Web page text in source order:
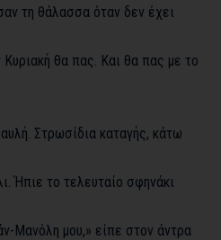
τη θάλασσα όταν δεν έχει
θα πας. Και θα πας με το
Στρωσίδια καταγής, κάτω
Ήπιε το τελευταίο σφηνάκι
Μανόλη μου,» είπε στον άντρα